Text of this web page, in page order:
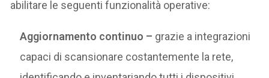
abilitare le seguenti funzionalità operative:
Aggiornamento continuo – grazie a integrazioni
capaci di scansionare costantemente la rete,